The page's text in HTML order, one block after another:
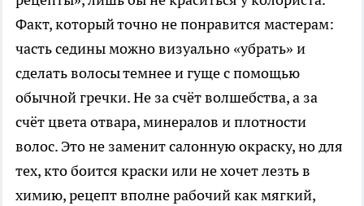
Факт, который точно не понравится мастерам:
часть седины можно визуально «убрать» и
сделать волосы темнее и гуще с помощью
обычной гречки. Не за счёт волшебства, а за
счёт цвета отвара, минералов и плотности
волос. Это не заменит салонную окраску, но для
тех, кто боится краски или не хочет лезть в
химию, рецепт вполне рабочий как мягкий,